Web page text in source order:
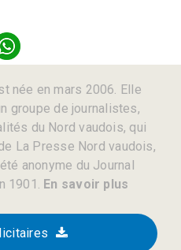
née en mars 2006. Elle
groupe de journalistes,
du Nord vaudois, qui
La Presse Nord vaudois,
anonyme du Journal
1901. En savoir plus